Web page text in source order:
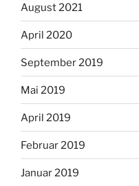
August 2021
April 2020
September 2019
Mai 2019
April 2019
Februar 2019
Januar 2019